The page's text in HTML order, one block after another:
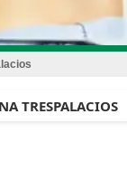
TRESPALACIOS